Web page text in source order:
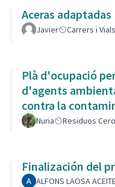
Aceras adaptadas
Javier Carrers i Vials
Plà d'ocupació
d'agents
contra la
de la Còvid-19
Nuria Residuos Cero
Finalización del
ALFONS LAOSA